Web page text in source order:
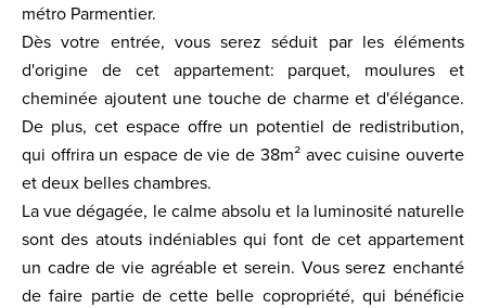
métro Parmentier.
Dès votre entrée, vous serez séduit par les éléments
d'origine de cet appartement: parquet, moulures et
cheminée ajoutent une touche de charme et d'élégance.
De plus, cet espace offre un potentiel de redistribution,
qui offrira un espace de vie de 38m² avec cuisine ouverte
et deux belles chambres.
La vue dégagée, le calme absolu et la luminosité naturelle
sont des atouts indéniables qui font de cet appartement
un cadre de vie agréable et serein. Vous serez enchanté
de faire partie de cette belle copropriété, qui bénéficie